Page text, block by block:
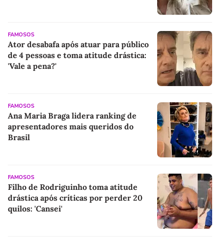
FAMOSOS
Ator desabafa após atuar para público
de 4 pessoas e toma atitude drástica:
'Vale a pena?'
FAMOSOS
Ana Maria Braga lidera ranking de
apresentadores mais queridos do
Brasil
FAMOSOS
Filho de Rodriguinho toma atitude
drástica após críticas por perder 20
quilos: 'Cansei'